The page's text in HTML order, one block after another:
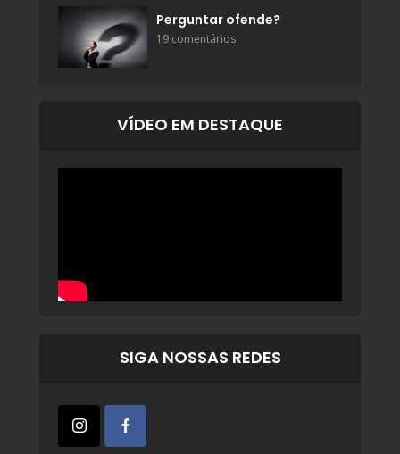
Perguntar ofende?
19 comentários
VÍDEO EM DESTAQUE
SIGA NOSSAS REDES